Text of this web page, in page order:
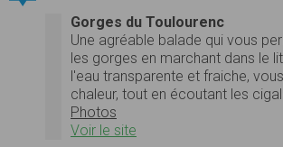
Gorges du Toulourenc
Une agréable balade qui vous
les gorges en marchant dans le
l'eau transparente et fraiche,
chaleur, tout en écoutant les
Photos
Voir le site